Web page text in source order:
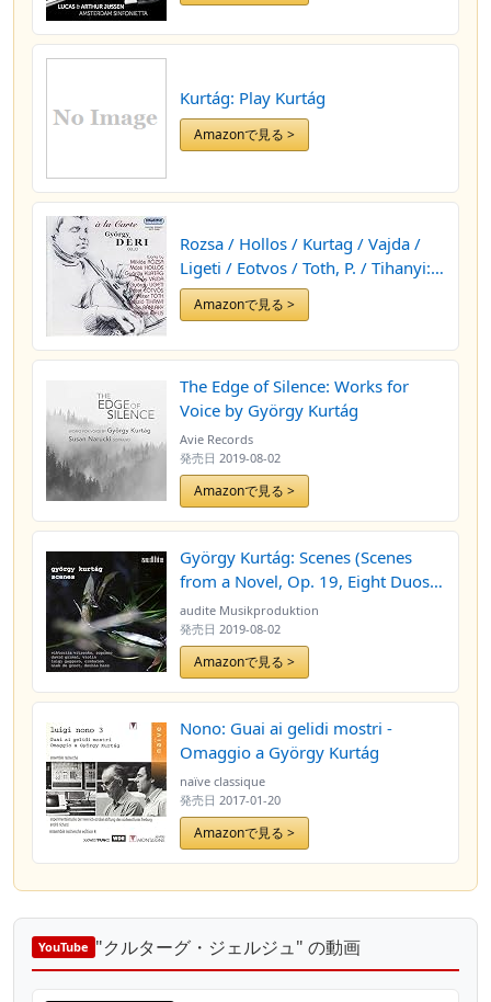
Kurtág: Play Kurtág
Amazonで見る >
Rozsa / Hollos / Kurtag / Vajda /
Ligeti / Eotvos / Toth, P. / Tihanyi:
Works for Cello Solo
Amazonで見る >
The Edge of Silence: Works for
Voice by György Kurtág
Avie Records
発売日 2019-08-02
Amazonで見る >
György Kurtág: Scenes (Scenes
from a Novel, Op. 19, Eight Duos
for Violin and Cimbalom, Op. 4,
Seven Songs, Op. 22, In memory
of a Winter evening, Op. 8, Several
Movements from Georg Christoph
'Scrapbooks', Op. 37a & Hommage
à Berényi Ferenc 70)
audite Musikproduktion
発売日 2019-08-02
Amazonで見る >
Nono: Guai ai gelidi mostri -
Omaggio a György Kurtág
naïve classique
発売日 2017-01-20
Amazonで見る >
YouTube "クルターグ・ジェルジュ" の動画